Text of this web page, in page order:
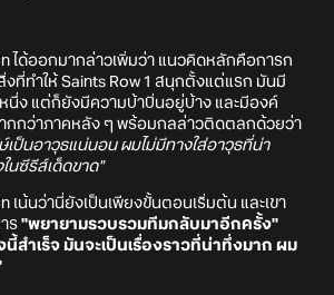
ได้ออกมากล่าวเพิ่มว่า แนวคิดหลักคือการก
งที่ทำให้ Saints Row 1 สนุกตั้งแต่แรก มันมี
นึ่ง แต่ก็ยังมีความบ้าบิ่นอยู่บ้าง และมีองค์
ากกว่าภาคหลัง ๆ พร้อมกลล่าวติดตลกด้วยว่า
เป็นอาวุธแน่นอน ผมไม่มีทางใส่อาวุธที่น่า
นซีรีส์เด็ดขาด"
เน้นว่านี่ยังเป็นเพียงขั้นตอนเริ่มต้น และเขา
ร "พยายามรวบรวมทีมกลับมาอีกครั้ง"
นี้สำเร็จ มันจะเป็นเรื่องราวที่น่าทึ่งมาก ผม